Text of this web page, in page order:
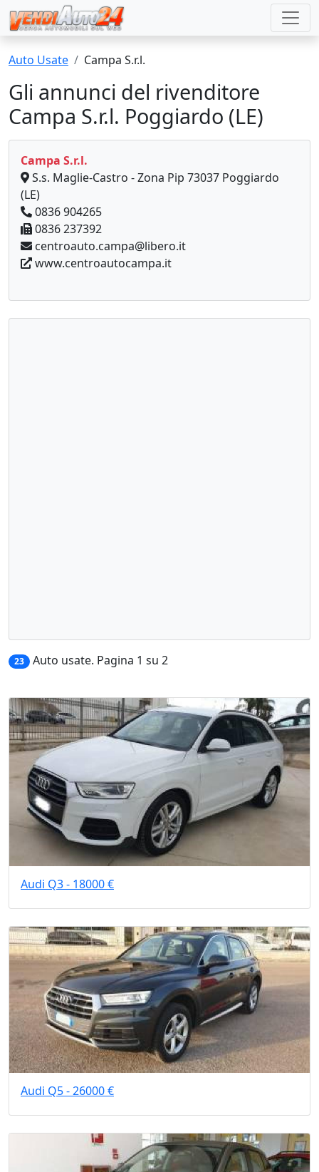
Auto Usate Campa S.r.l.
Gli annunci del rivenditore
Campa S.r.l. Poggiardo (LE)
Campa S.r.l.
S.s. Maglie-Castro - Zona Pip 73037 Poggiardo
(LE)
0836 904265
0836 237392
centroauto.campa@libero.it
www.centroautocampa.it
23 Auto usate. Pagina 1 su 2
Audi Q3 - 18000 €
Audi Q5 - 26000 €